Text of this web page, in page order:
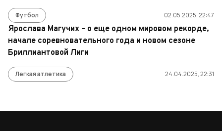
Футбол 02.05.2025, 22:47
Ярослава Магучих – о еще одном мировом рекорде,
начале соревновательного года и новом сезоне
Бриллиантовой Лиги
Легкая атлетика 24.04.2025, 22:31